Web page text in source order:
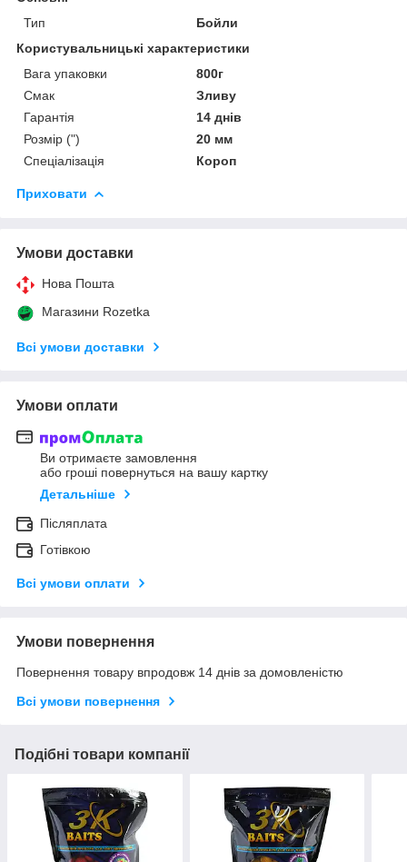
Тип
Бойли
Користувальницькі характеристики
Вага упаковки
800г
Смак
Зливу
Гарантія
14 днів
Розмір (")
20 мм
Спеціалізація
Короп
Приховати
Умови доставки
Нова Пошта
Магазини Rozetka
Всі умови доставки
Умови оплати
Ви отримаєте замовлення
або гроші повернуться на вашу картку
Детальніше
Післяплата
Готівкою
Всі умови оплати
Умови повернення
Повернення товару впродовж 14 днів за домовленістю
Всі умови повернення
Подібні товари компанії